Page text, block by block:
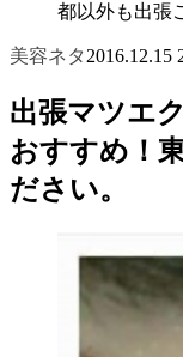
都以外も出張
美容ネタ 2016.12.15
出張マツエ
おすすめ！
ださい。